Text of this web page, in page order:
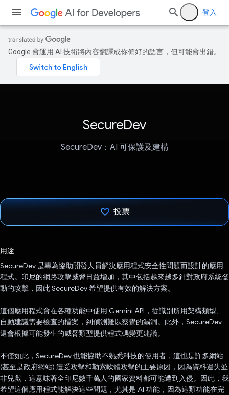
登入
Google 會運用 AI 技術將內容翻譯成你偏好的語言，但可能會出錯。
SecureDev
SecureDev：AI 可保護及建構
投票
用途
SecureDev 是專為協助開發人員解決應用程式安全性問題而設計的應用
程式。印尼的網路攻擊威脅日益增加，其中包括越來越多針對政府系統發
動的攻擊，因此 SecureDev 希望提供有效的解決方案。
這個應用程式會在各種功能中使用 Gemini API，從識別所用架構類型、
自動建議需要檢查的檔案，到偵測難以察覺的漏洞。此外，SecureDev
還會根據可能發生的威脅類型提供程式碼變更建議。
不僅如此，SecureDev 也能協助不熟悉科技的使用者，這也是許多網站
(甚至是政府網站) 遭受攻擊和勒索軟體攻擊的主要原因，因為資料遺失並
非兒戲，這意味著全印尼數千萬人的國家資料都可能遭到入侵。因此，我
希望這個應用程式能解決這些問題，尤其是 AI 功能，因為這類功能在完